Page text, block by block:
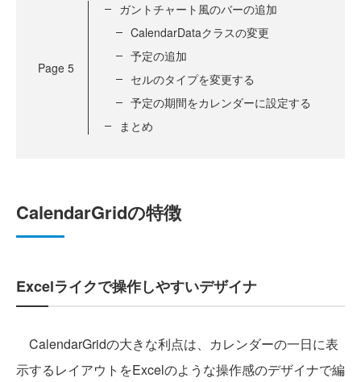
Page 5
ガントチャート風のバーの追加
CalendarDataクラスの変更
予定の追加
セルのタイプを変更する
予定の期間をカレンダーに設定する
まとめ
CalendarGridの特徴
Excelライクで操作しやすいデザイナ
CalendarGridの大きな利点は、カレンダーの一日に表
示するレイアウトをExcelのような操作感のデザイナで編